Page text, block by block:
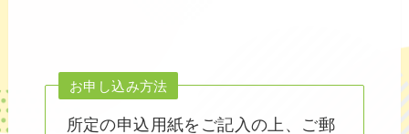
お申し込み方法
所定の申込用紙をご記入の上、ご郵